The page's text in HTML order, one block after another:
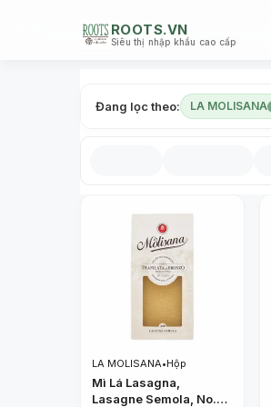
ROOTS.VN
Siêu thị nhập khẩu cao cấp
Đang lọc theo: LA MOLISANA
LA MOLISANA•Hộp
Mì Lá Lasagna,
Lasagne Semola, No.